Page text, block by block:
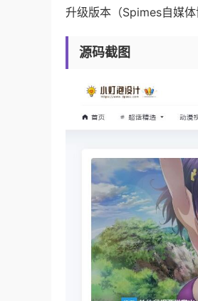
升级版本（Spimes自媒
源码截图